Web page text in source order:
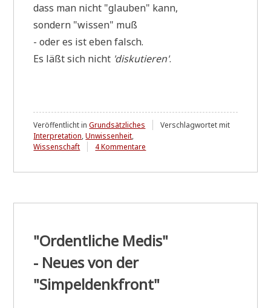
dass man nicht "glau­ben" kann,
son­dern "wis­sen" muß
- oder es ist eben falsch.
Es läßt sich nicht 'dis­ku­tie­ren'.
Veröffentlicht inGrundsätzliches
Verschlagwortet mit
Interpretation,Unwissenheit,
Wissenschaft
4 Kommentare
"Ordentliche Medis"
- Neues von der
"Simpeldenkfront"